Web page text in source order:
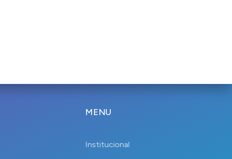
MENU
Institucional